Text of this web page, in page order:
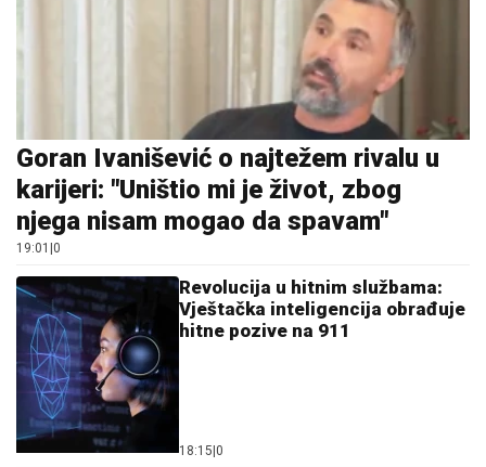
Goran Ivanišević o najtežem rivalu u
karijeri: "Uništio mi je život, zbog
njega nisam mogao da spavam"
19:01 0
Revolucija u hitnim službama:
Vještačka inteligencija obrađuje
hitne pozive na 911
18:15 0